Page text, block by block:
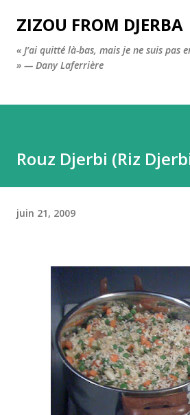
Accéder au contenu
ZIZOU FROM DJERBA
« J’ai quitté là-bas, mais je ne suis pas
» — Dany Laferrière
Rouz Djerbi (Riz
juin 21, 2009